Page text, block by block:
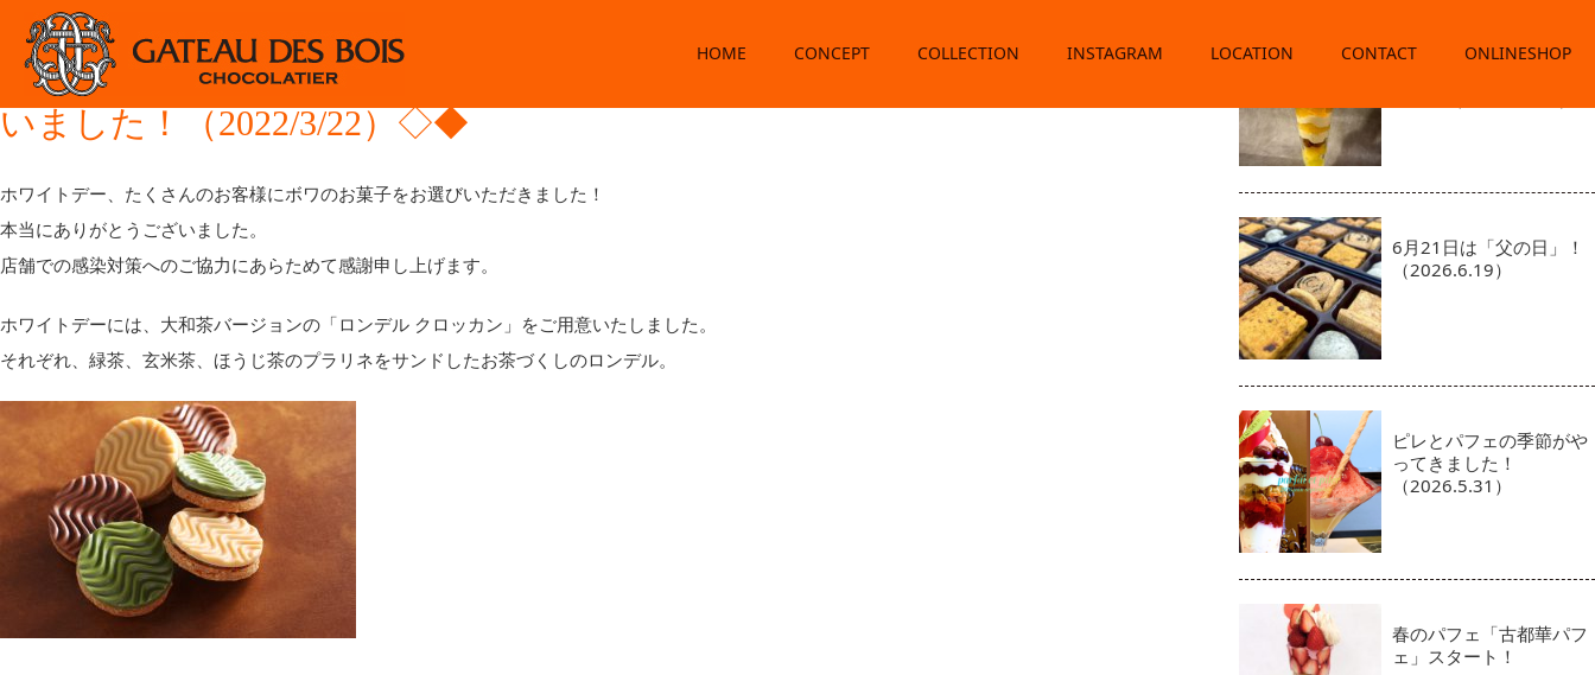
HOME CONCEPT COLLECTION INSTAGRAM LOCATION CONTACT ONLINESHOP
林シェフ季節のご挨拶 ◆◇ホワイトデーありがとうござ
いました！（2022/3/22）◇◆
ホワイトデー、たくさんのお客様にボワのお菓子をお選びいただきました！
本当にありがとうございました。
店舗での感染対策へのご協力にあらためて感謝申し上げます。
ホワイトデーには、大和茶バージョンの「ロンデル クロッカン」をご用意いたしました。
それぞれ、緑茶、玄米茶、ほうじ茶のプラリネをサンドしたお茶づくしのロンデル。
７月のパフェとピレ、そ
6月21日は「父の日」！
（2026.6.19）
ピレとパフェの季節がや
ってきました！
（2026.5.31）
春のパフェ「古都華パフ
ェ」スタート！